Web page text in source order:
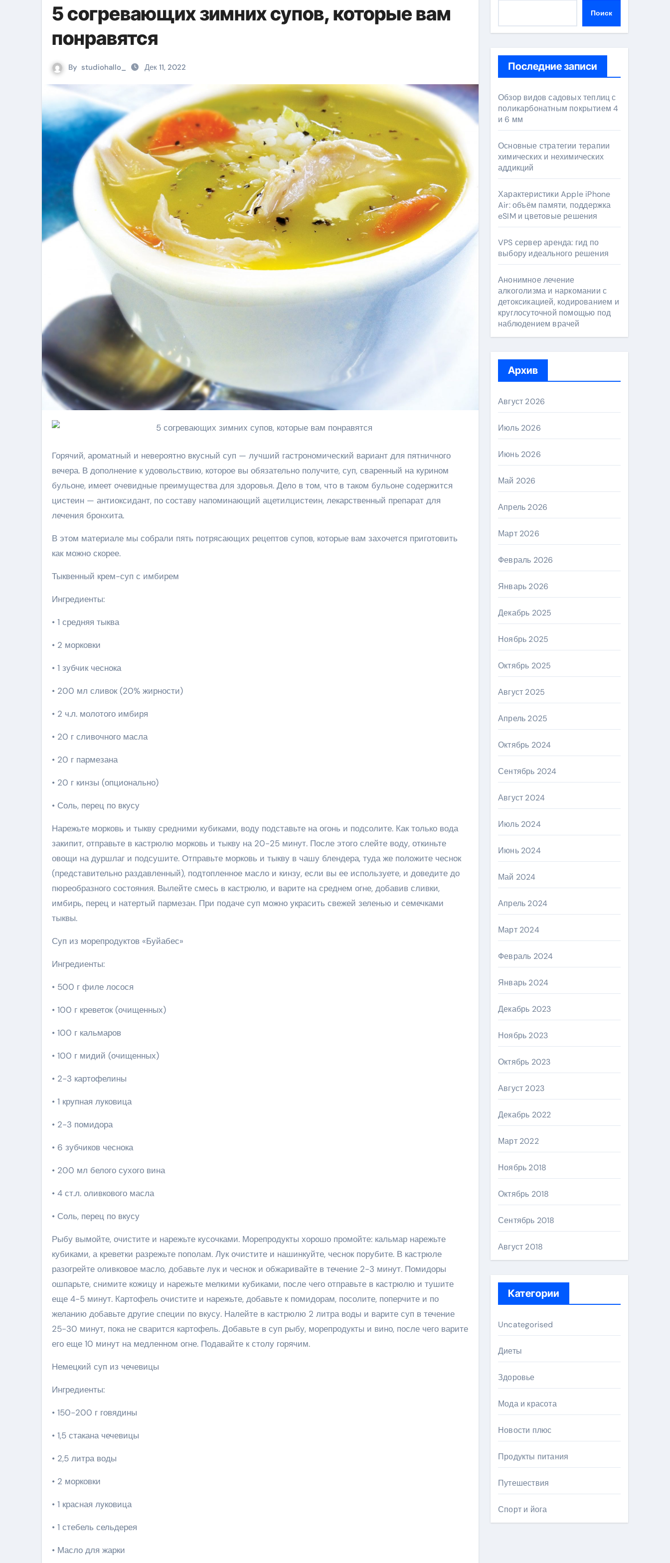
5 согревающих зимних супов, которые вам
понравятся
By studiohallo_ Дек 11, 2022
Горячий, ароматный и невероятно вкусный суп — лучший гастрономический вариант для пятничного
вечера. В дополнение к удовольствию, которое вы обязательно получите, суп, сваренный на курином
бульоне, имеет очевидные преимущества для здоровья. Дело в том, что в таком бульоне содержится
цистеин — антиоксидант, по составу напоминающий ацетилцистеин, лекарственный препарат для
лечения бронхита.
В этом материале мы собрали пять потрясающих рецептов супов, которые вам захочется приготовить
как можно скорее.
Тыквенный крем-суп с имбирем
Ингредиенты:
• 1 средняя тыква
• 2 морковки
• 1 зубчик чеснока
• 200 мл сливок (20% жирности)
• 2 ч.л. молотого имбиря
• 20 г сливочного масла
• 20 г пармезана
• 20 г кинзы (опционально)
• Соль, перец по вкусу
Нарежьте морковь и тыкву средними кубиками, воду подставьте на огонь и подсолите. Как только вода
закипит, отправьте в кастрюлю морковь и тыкву на 20-25 минут. После этого слейте воду, откиньте
овощи на дуршлаг и подсушите. Отправьте морковь и тыкву в чашу блендера, туда же положите чеснок
(представительно раздавленный), подтопленное масло и кинзу, если вы ее используете, и доведите до
пюреобразного состояния. Вылейте смесь в кастрюлю, и варите на среднем огне, добавив сливки,
имбирь, перец и натертый пармезан. При подаче суп можно украсить свежей зеленью и семечками
тыквы.
Суп из морепродуктов «Буйабес»
Ингредиенты:
• 500 г филе лосося
• 100 г креветок (очищенных)
• 100 г кальмаров
• 100 г мидий (очищенных)
• 2-3 картофелины
• 1 крупная луковица
• 2-3 помидора
• 6 зубчиков чеснока
• 200 мл белого сухого вина
• 4 ст.л. оливкового масла
• Соль, перец по вкусу
Рыбу вымойте, очистите и нарежьте кусочками. Морепродукты хорошо промойте: кальмар нарежьте
кубиками, а креветки разрежьте пополам. Лук очистите и нашинкуйте, чеснок порубите. В кастрюле
разогрейте оливковое масло, добавьте лук и чеснок и обжаривайте в течение 2-3 минут. Помидоры
ошпарьте, снимите кожицу и нарежьте мелкими кубиками, после чего отправьте в кастрюлю и тушите
еще 4-5 минут. Картофель очистите и нарежьте, добавьте к помидорам, посолите, поперчите и по
желанию добавьте другие специи по вкусу. Налейте в кастрюлю 2 литра воды и варите суп в течение
25-30 минут, пока не сварится картофель. Добавьте в суп рыбу, морепродукты и вино, после чего варите
его еще 10 минут на медленном огне. Подавайте к столу горячим.
Немецкий суп из чечевицы
Ингредиенты:
• 150-200 г говядины
• 1,5 стакана чечевицы
• 2,5 литра воды
• 2 морковки
• 1 красная луковица
• 1 стебель сельдерея
• Масло для жарки
Поиск
Последние записи
Обзор видов садовых теплиц с
поликарбонатным покрытием 4
и 6 мм
Основные стратегии терапии
химических и нехимических
аддикций
Характеристики Apple iPhone
Air: объём памяти, поддержка
eSIM и цветовые решения
VPS сервер аренда: гид по
выбору идеального решения
Анонимное лечение
алкоголизма и наркомании с
детоксикацией, кодированием и
круглосуточной помощью под
наблюдением врачей
Архив
Август 2026
Июль 2026
Июнь 2026
Май 2026
Апрель 2026
Март 2026
Февраль 2026
Январь 2026
Декабрь 2025
Ноябрь 2025
Октябрь 2025
Август 2025
Апрель 2025
Октябрь 2024
Сентябрь 2024
Август 2024
Июль 2024
Июнь 2024
Май 2024
Апрель 2024
Март 2024
Февраль 2024
Январь 2024
Декабрь 2023
Ноябрь 2023
Октябрь 2023
Август 2023
Декабрь 2022
Март 2022
Ноябрь 2018
Октябрь 2018
Сентябрь 2018
Август 2018
Категории
Uncategorised
Диеты
Здоровье
Мода и красота
Новости плюс
Продукты питания
Путешествия
Спорт и йога